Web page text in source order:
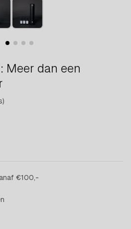
Meer dan een
)
€100,-